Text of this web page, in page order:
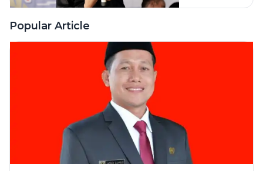
Sampang
Popular Article